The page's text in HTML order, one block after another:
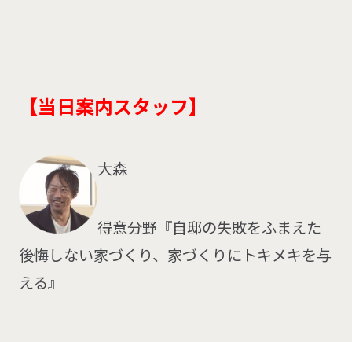
【当日案内スタッフ】
大森
得意分野『自邸の失敗をふまえた
後悔しない家づくり、家づくりにトキメキを与
える』